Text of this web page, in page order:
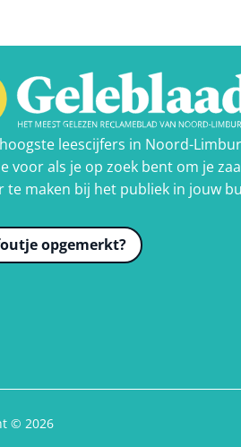
leescijfers in Noord-
voor als je op zoek bent om je
te maken bij het publiek in jouw
opgemerkt?
© 2026